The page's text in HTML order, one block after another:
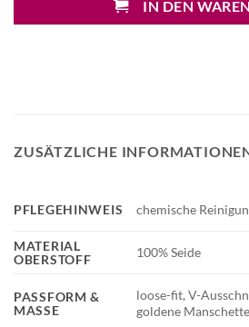
IN DEN
ZUSÄTZLICHE
PFLEGEHINWEIS chemische
MATERIAL
OBERSTOFF
100% Seide
PASSFORM &
MASSE
loose-fit, V-
goldene